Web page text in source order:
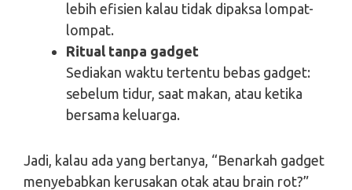
lebih efisien kalau tidak dipaksa lompat-
lompat.
Ritual tanpa gadget
Sediakan waktu tertentu bebas gadget:
sebelum tidur, saat makan, atau ketika
bersama keluarga.
Jadi, kalau ada yang bertanya, “Benarkah gadget
menyebabkan kerusakan otak atau brain rot?”